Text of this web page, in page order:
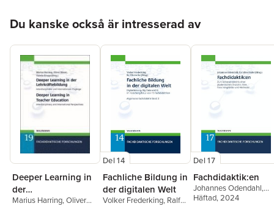
Du kanske också är intresserad av
Deeper Learning in
der
Lehrkräftebildung
Marius Harring,Oliver
Del 14
Fachliche Bildung in
der digitalen Welt
Volker Frederking, Ralf
Del 17
Fachdidaktik:en
Johannes Odendahl,
Caroline Bader
Häftad, 2024